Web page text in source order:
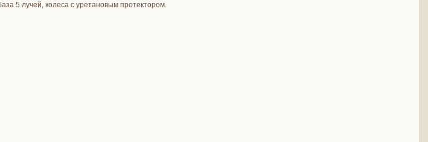
5 лучей, колеса с уретановым протектором.